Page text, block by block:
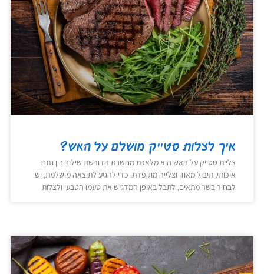
איך לצלות סטייק מושלם על האש?
צליית סטייק על האש היא מלאכת מחשבת הדורשת שילוב בין נתח
איכותי, תיבול מאוזן וצלייה מוקפדת. כדי להגיע לתוצאה מושלמת, יש
לבחור בשר מתאים, לתבל באופן המדגיש את טעמו הטבעי ולצלות